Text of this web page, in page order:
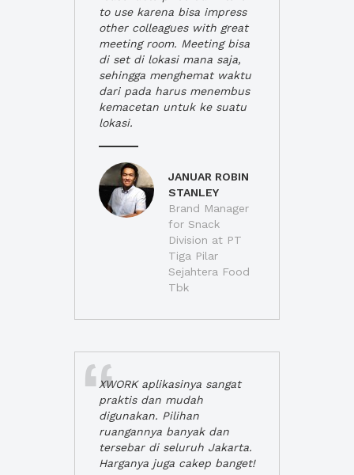
to use karena bisa impress
other colleagues with great
meeting room. Meeting bisa
di set di lokasi mana saja,
sehingga menghemat waktu
dari pada harus menembus
kemacetan untuk ke suatu
lokasi.
JANUAR ROBIN
STANLEY
Brand Manager
for Snack
Division at PT
Tiga Pilar
Sejahtera Food
Tbk
XWORK aplikasinya sangat
praktis dan mudah
digunakan. Pilihan
ruangannya banyak dan
tersebar di seluruh Jakarta.
Harganya juga cakep banget!